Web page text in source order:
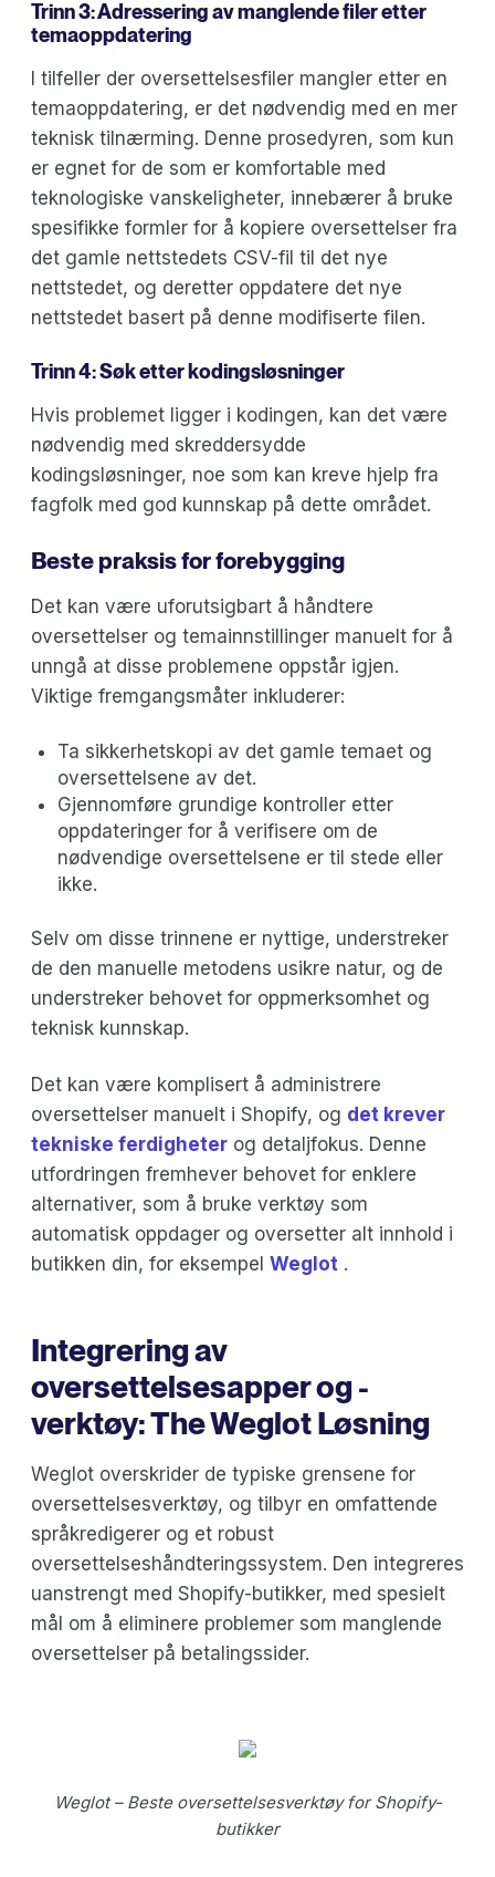
Trinn 3: Adressering av manglende filer etter
temaoppdatering
I tilfeller der oversettelsesfiler mangler etter en
temaoppdatering, er det nødvendig med en mer
teknisk tilnærming. Denne prosedyren, som kun
er egnet for de som er komfortable med
teknologiske vanskeligheter, innebærer å bruke
spesifikke formler for å kopiere oversettelser fra
det gamle nettstedets CSV-fil til det nye
nettstedet, og deretter oppdatere det nye
nettstedet basert på denne modifiserte filen.
Trinn 4: Søk etter kodingsløsninger
Hvis problemet ligger i kodingen, kan det være
nødvendig med skreddersydde
kodingsløsninger, noe som kan kreve hjelp fra
fagfolk med god kunnskap på dette området.
Beste praksis for forebygging
Det kan være uforutsigbart å håndtere
oversettelser og temainnstillinger manuelt for å
unngå at disse problemene oppstår igjen.
Viktige fremgangsmåter inkluderer:
Ta sikkerhetskopi av det gamle temaet og
oversettelsene av det.
Gjennomføre grundige kontroller etter
oppdateringer for å verifisere om de
nødvendige oversettelsene er til stede eller
ikke.
Selv om disse trinnene er nyttige, understreker
de den manuelle metodens usikre natur, og de
understreker behovet for oppmerksomhet og
teknisk kunnskap.
Det kan være komplisert å administrere
oversettelser manuelt i Shopify, og det krever
tekniske ferdigheter og detaljfokus. Denne
utfordringen fremhever behovet for enklere
alternativer, som å bruke verktøy som
automatisk oppdager og oversetter alt innhold i
butikken din, for eksempel Weglot .
Integrering av
oversettelsesapper og -
verktøy: The Weglot Løsning
Weglot overskrider de typiske grensene for
oversettelsesverktøy, og tilbyr en omfattende
språkredigerer og et robust
oversettelseshåndteringssystem. Den integreres
uanstrengt med Shopify-butikker, med spesielt
mål om å eliminere problemer som manglende
oversettelser på betalingssider.
Weglot – Beste oversettelsesverktøy for Shopify-
butikker